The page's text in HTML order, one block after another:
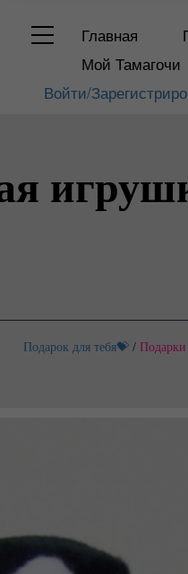
Главная
Мой Тамагочи
Войти/
Подарок для тебя💝/